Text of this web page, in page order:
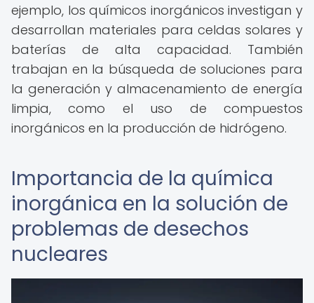
ejemplo, los químicos inorgánicos investigan y
desarrollan materiales para celdas solares y
baterías de alta capacidad. También
trabajan en la búsqueda de soluciones para
la generación y almacenamiento de energía
limpia, como el uso de compuestos
inorgánicos en la producción de hidrógeno.
Importancia de la química
inorgánica en la solución de
problemas de desechos
nucleares